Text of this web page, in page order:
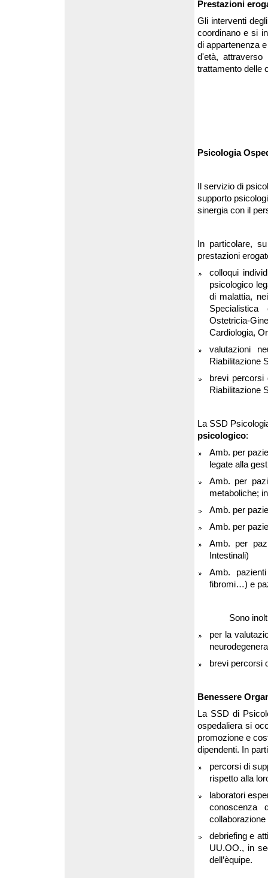
Prestazioni
Gli interventi
coordinano e si
di appartenenza
d'età,
trattamento delle
Psicologia
Il servizio di
supporto
sinergia con il
In particolare,
prestazioni
colloqui
psicologico
di malattia,
Specialistica
Ostetricia-
Cardiologia,
valutazioni
Riabilitazione
brevi percorsi
Riabilitazione
La SSD
psicologico:
Amb. per
legate alla
Amb. per
metaboliche;
Amb. per
Amb. per
Amb. per
Intestinali)
Amb.
fibromi…) e
Sono
per la
brevi percorsi
Benessere
La SSD di
ospedaliera si
promozione e
dipendenti. In
percorsi di
rispetto alla
laboratori
conoscenza
collaborazione
debriefing e
UU.OO., in
dell’èquipe.